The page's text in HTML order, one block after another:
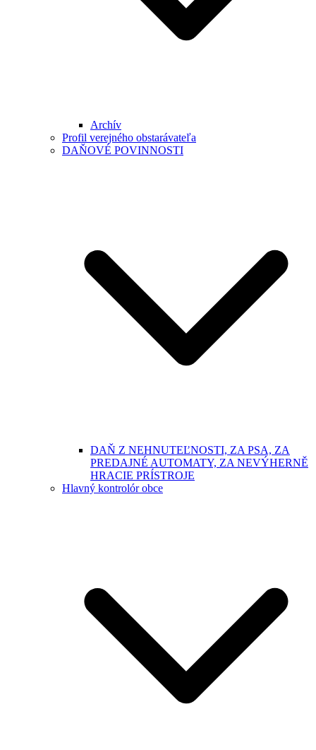
Archív
Profil verejného obstarávateľa
DAŇOVÉ POVINNOSTI
DAŇ Z NEHNUTEĽNOSTI, ZA PSA, ZA
PREDAJNÉ AUTOMATY, ZA NEVÝHERNĚ
HRACIE PRÍSTROJE
Hlavný kontrolór obce